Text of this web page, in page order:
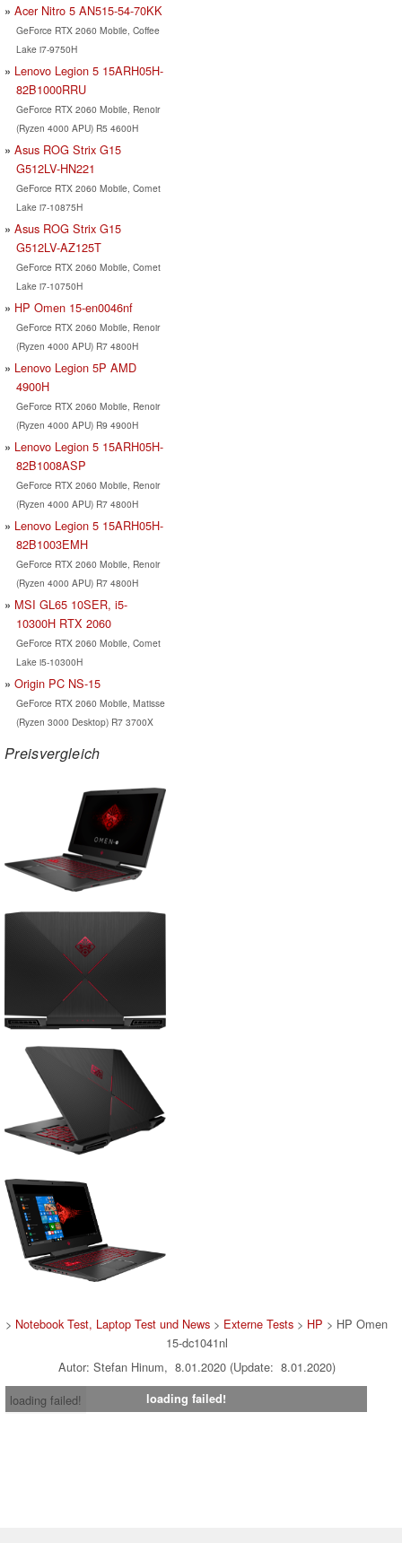
Acer Nitro 5 AN515-54-70KK
GeForce RTX 2060 Mobile, Coffee
Lake i7-9750H
Lenovo Legion 5 15ARH05H-
82B1000RRU
GeForce RTX 2060 Mobile, Renoir
(Ryzen 4000 APU) R5 4600H
Asus ROG Strix G15
G512LV-HN221
GeForce RTX 2060 Mobile, Comet
Lake i7-10875H
Asus ROG Strix G15
G512LV-AZ125T
GeForce RTX 2060 Mobile, Comet
Lake i7-10750H
HP Omen 15-en0046nf
GeForce RTX 2060 Mobile, Renoir
(Ryzen 4000 APU) R7 4800H
Lenovo Legion 5P AMD
4900H
GeForce RTX 2060 Mobile, Renoir
(Ryzen 4000 APU) R9 4900H
Lenovo Legion 5 15ARH05H-
82B1008ASP
GeForce RTX 2060 Mobile, Renoir
(Ryzen 4000 APU) R7 4800H
Lenovo Legion 5 15ARH05H-
82B1003EMH
GeForce RTX 2060 Mobile, Renoir
(Ryzen 4000 APU) R7 4800H
MSI GL65 10SER, i5-
10300H RTX 2060
GeForce RTX 2060 Mobile, Comet
Lake i5-10300H
Origin PC NS-15
GeForce RTX 2060 Mobile, Matisse
(Ryzen 3000 Desktop) R7 3700X
Preisvergleich
> Notebook Test, Laptop Test und News > Externe Tests > HP > HP Omen
15-dc1041nl
Autor: Stefan Hinum, 8.01.2020 (Update: 8.01.2020)
loading failed!
loading failed!